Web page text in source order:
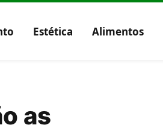
Estética Alimentos
as